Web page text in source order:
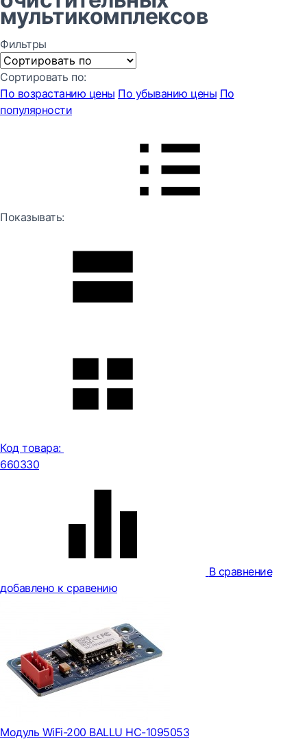
мультикомплексов
Фильтры
Сортировать по:
По возрастанию цены По убыванию цены По
популярности
Показывать:
Код товара:
660330
В сравнение
добавлено к сравению
Модуль WiFi-200 BALLU НС-1095053